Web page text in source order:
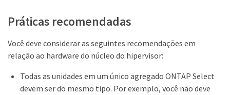
Práticas recomendadas
Você deve considerar as seguintes recomendações em
relação ao hardware do núcleo do hipervisor:
Todas as unidades em um único agregado ONTAP Select
devem ser do mesmo tipo. Por exemplo, você não deve